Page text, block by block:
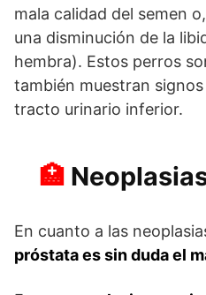
mala calidad del semen
una disminución de la
hembra). Estos perros
también muestran
tracto urinario inferior.
En cuanto a las
próstata es sin duda el